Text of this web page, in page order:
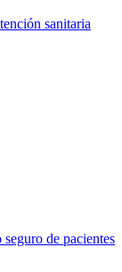
sanitaria
de pacientes